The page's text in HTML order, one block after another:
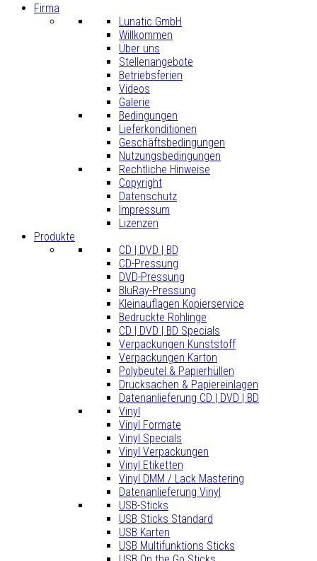
Firma
Lunatic GmbH
Willkommen
Über uns
Stellenangebote
Betriebsferien
Videos
Galerie
Bedingungen
Lieferkonditionen
Geschäftsbedingungen
Nutzungsbedingungen
Rechtliche Hinweise
Copyright
Datenschutz
Impressum
Lizenzen
Produkte
CD | DVD | BD
CD-Pressung
DVD-Pressung
BluRay-Pressung
Kleinauflagen Kopierservice
Bedruckte Rohlinge
CD | DVD | BD Specials
Verpackungen Kunststoff
Verpackungen Karton
Polybeutel & Papierhüllen
Drucksachen & Papiereinlagen
Datenanlieferung CD | DVD | BD
Vinyl
Vinyl Formate
Vinyl Specials
Vinyl Verpackungen
Vinyl Etiketten
Vinyl DMM / Lack Mastering
Datenanlieferung Vinyl
USB-Sticks
USB Sticks Standard
USB Karten
USB Multifunktions Sticks